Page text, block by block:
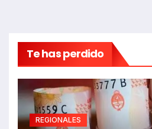
Te has perdido
REGIONALES